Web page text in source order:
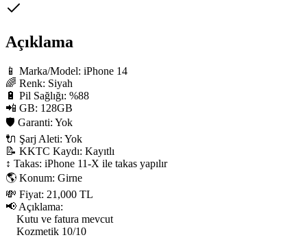
Açıklama
📱 Marka/Model: iPhone 14
🌈 Renk: Siyah
🔋 Pil Sağlığı: %88
📲 GB: 128GB
🛡 Garanti: Yok
🔌 Şarj Aleti: Yok
📝 KKTC Kaydı: Kayıtlı
↕️ Takas: iPhone 11-X ile takas yapılır
🌎 Konum: Girne
💸 Fiyat: 21,000 TL
📢 Açıklama:
    Kutu ve fatura mevcut
    Kozmetik 10/10